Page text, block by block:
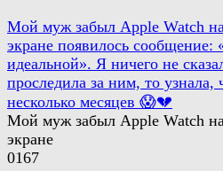
Мой муж забыл Apple Watch
экране появилось
идеальной». Я ничего не
проследила за ним, то узнала,
несколько месяцев 😱💔
Мой муж забыл Apple Watch
экране
0167